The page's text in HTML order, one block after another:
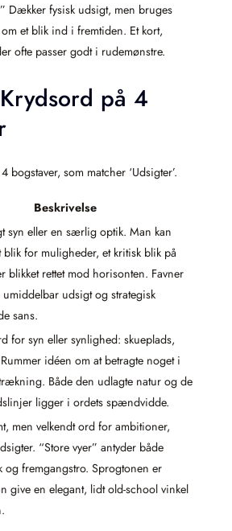
Dækker fysisk udsigt, men bruges
et blik ind i fremtiden. Et kort,
ofte passer godt i rudemønstre.
på 4
bogstaver, som matcher ‘Udsigter’.
Beskrivelse
syn eller en særlig optik. Man kan
blik for muligheder, et kritisk blik på
blikket rettet mod horisonten. Favner
udsigt og strategisk
sans.
for syn eller synlighed: skueplads,
idéen om at betragte noget i
Både den udlagte natur og de
ligger i ordets spændvidde.
men velkendt ord for ambitioner,
“Store vyer” antyder både
og fremgangstro. Sprogtonen er
give en elegant, lidt old-school vinkel